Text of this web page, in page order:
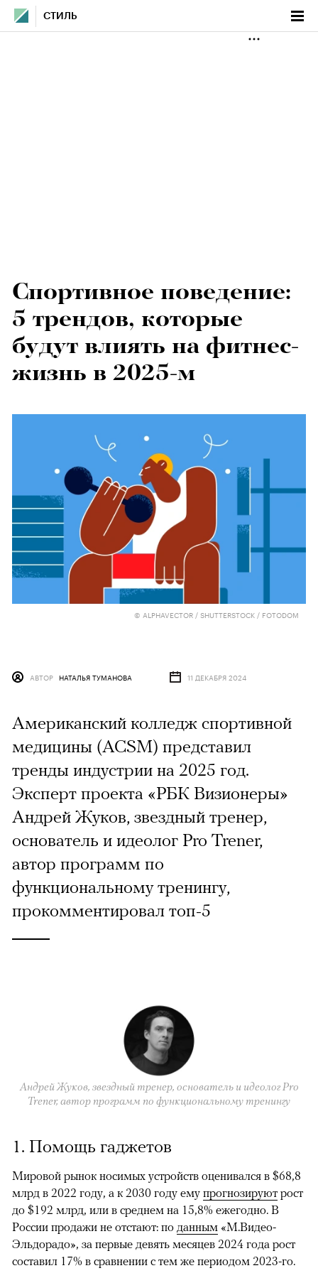
СТИЛЬ
Спортивное поведение:
5 трендов, которые
будут влиять на фитнес-
жизнь в 2025-м
© ALPHAVECTOR / SHUTTERSTOCK / FOTODOM
АВТОР НАТАЛЬЯ ТУМАНОВА 11 ДЕКАБРЯ 2024
Американский колледж спортивной
медицины (ACSM) представил
тренды индустрии на 2025 год.
Эксперт проекта «РБК Визионеры»
Андрей Жуков, звездный тренер,
основатель и идеолог Pro Trener,
автор программ по
функциональному тренингу,
прокомментировал топ-5
Андрей Жуков, звездный тренер, основатель и идеолог Pro
Trener, автор программ по функциональному тренингу
1. Помощь гаджетов
Мировой рынок носимых устройств оценивался в $68,8
млрд в 2022 году, а к 2030 году ему прогнозируют рост
до $192 млрд, или в среднем на 15,8% ежегодно. В
России продажи не отстают: по данным «М.Видео-
Эльдорадо», за первые девять месяцев 2024 года рост
составил 17% в сравнении с тем же периодом 2023-го.